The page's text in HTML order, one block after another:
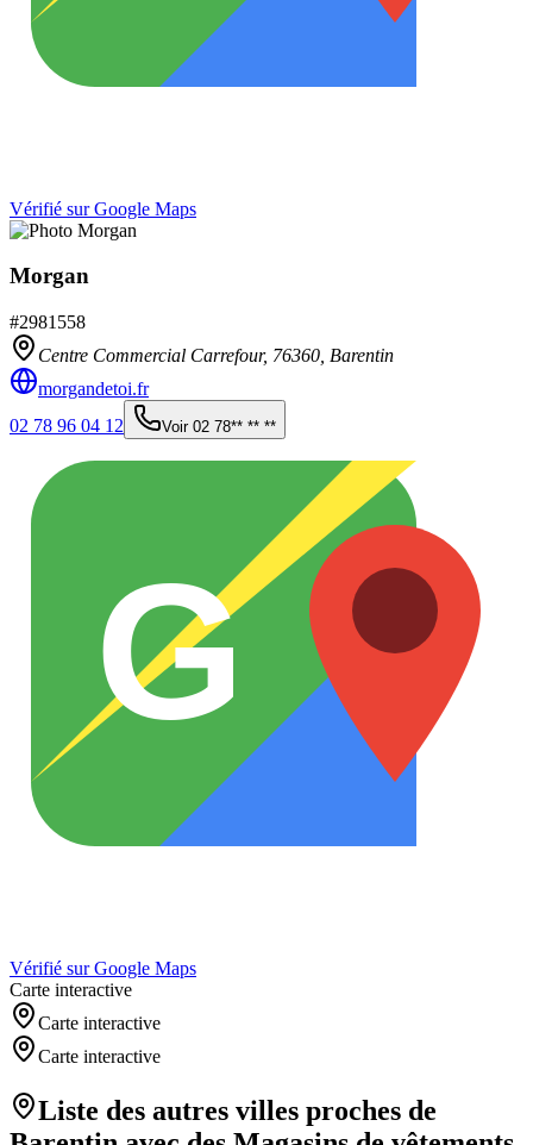
Vérifié sur Google Maps
Morgan
#2981558
Centre Commercial Carrefour, 76360 Barentin
morgandetoi.fr
02 78 96 04 12
Voir 02 78** ** **
G
Vérifié sur Google Maps
Carte interactive
Carte interactive
Carte interactive
Liste des autres villes proches de